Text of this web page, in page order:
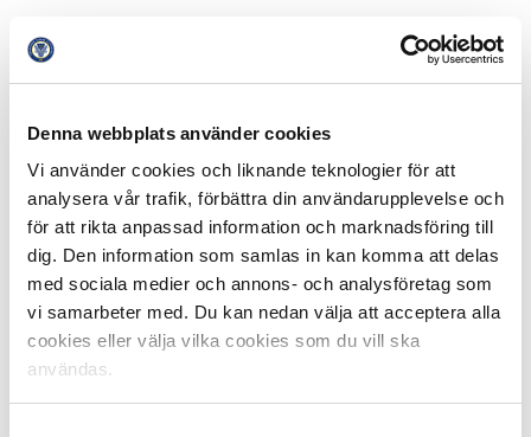
Denna webbplats använder cookies
Vi använder cookies och liknande teknologier för att
analysera vår trafik, förbättra din användarupplevelse och
för att rikta anpassad information och marknadsföring till
dig. Den information som samlas in kan komma att delas
med sociala medier och annons- och analysföretag som
vi samarbeter med. Du kan nedan välja att acceptera alla
cookies eller välja vilka cookies som du vill ska
användas.
Alexander Ström i HIF menar att utbildningarna som
SLO:erna har gått och den erfarenhet som de fått
– Allt har utvecklats vad gäller den professionella delen
av SLO-delen. Svensk Elitfotboll har jobbat tätt och
medvetet för att utveckla SLO:erna och det stärker på
sikt också supportrarna. I slutändan handlar allt om
bättre service.
På Svensk Elitfotboll är man stolt över SLO:erna och
deras resa och organisationen ser ingen anledning att
dra ner på utbildningsförfarandet.